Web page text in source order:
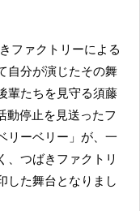
自分が演じたその舞
輩たちを見守る須藤
動停止を見送ったフ
リーベリー」が、一
、つばきファクトリ
した舞台となりまし